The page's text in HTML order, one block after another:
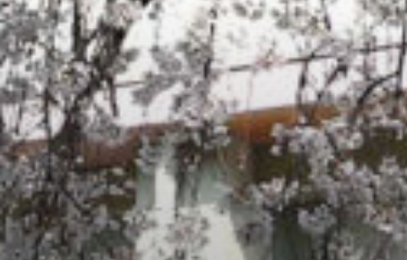
/home/sakurazuka/sakurazuka.ed.jp/public_html/wp-conten